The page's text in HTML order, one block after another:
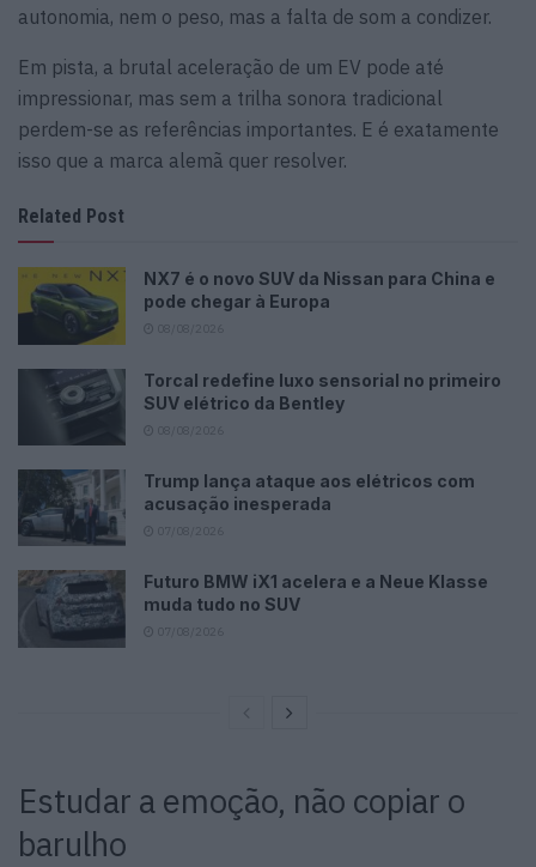
autonomia, nem o peso, mas a falta de som a condizer.
Em pista, a brutal aceleração de um EV pode até
impressionar, mas sem a trilha sonora tradicional
perdem-se as referências importantes. E é exatamente
isso que a marca alemã quer resolver.
Related Post
NX7 é o novo SUV da Nissan para China e
pode chegar à Europa
Torcal redefine luxo sensorial no primeiro
SUV elétrico da Bentley
Trump lança ataque aos elétricos com
acusação inesperada
Futuro BMW iX1 acelera e a Neue Klasse
muda tudo no SUV
Estudar a emoção, não copiar o
barulho